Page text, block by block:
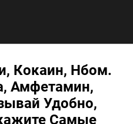
Кокаин, Нбом.
Амфетамин,
Удобно,
Самые